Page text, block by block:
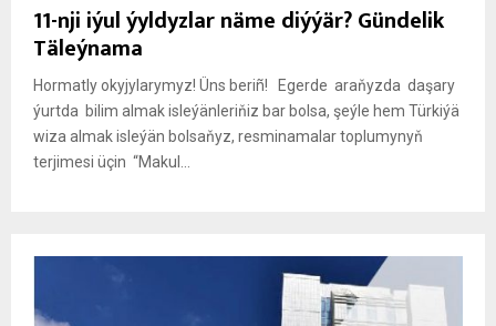
11-nji iýul ýyldyzlar näme diýýär? Gündelik
Täleýnama
Hormatly okyjylarymyz! Üns beriñ! Egerde araňyzda daşary
ýurtda bilim almak isleýänleriňiz bar bolsa, şeýle hem Türkiýä
wiza almak isleýän bolsaňyz, resminamalar toplumynyň
terjimesi üçin “Makul...